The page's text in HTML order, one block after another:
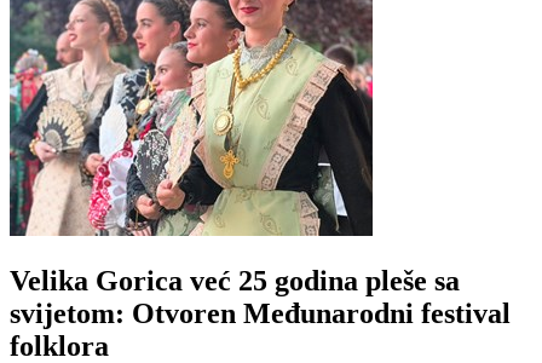
Velika Gorica već 25 godina pleše sa
svijetom: Otvoren Međunarodni festival
folklora